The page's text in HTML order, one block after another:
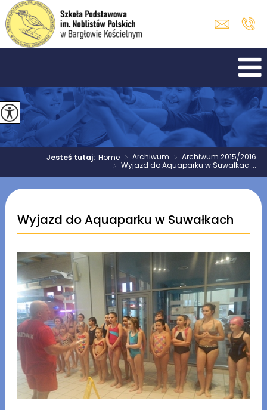
Jesteś tutaj:Home > Archiwum > Archiwum 2015/2016
> Wyjazd do Aquaparku w Suwałkac ...
Wyjazd do Aquaparku w Suwałkach